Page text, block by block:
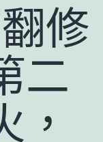
修
二
，